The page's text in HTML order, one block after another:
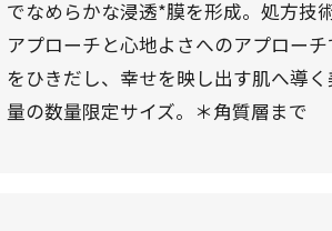
でなめらかな浸透*膜を形成。処方技
アプローチと心地よさへのアプロー
をひきだし、幸せを映し出す肌へ導
量の数量限定サイズ。＊角質層まで